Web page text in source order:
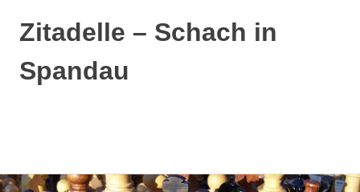
Zum
Zitadelle – Schach in
Spandau